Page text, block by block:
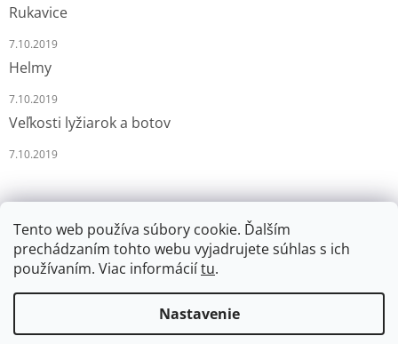
Tento web používa súbory cookie. Ďalším
prechádzaním tohto webu vyjadrujete súhlas s ich
používaním. Viac informáciítu.
Nastavenie
Rukavice
7.10.2019
Helmy
7.10.2019
Veľkosti lyžiarok a botov
7.10.2019